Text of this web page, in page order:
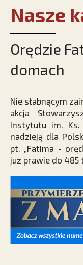
Nasze
Orędzie
domach
Nie słabnącym
akcja
Instytutu im. Ks.
nadzieją dla
pt. „Fatima -
już prawie do 485